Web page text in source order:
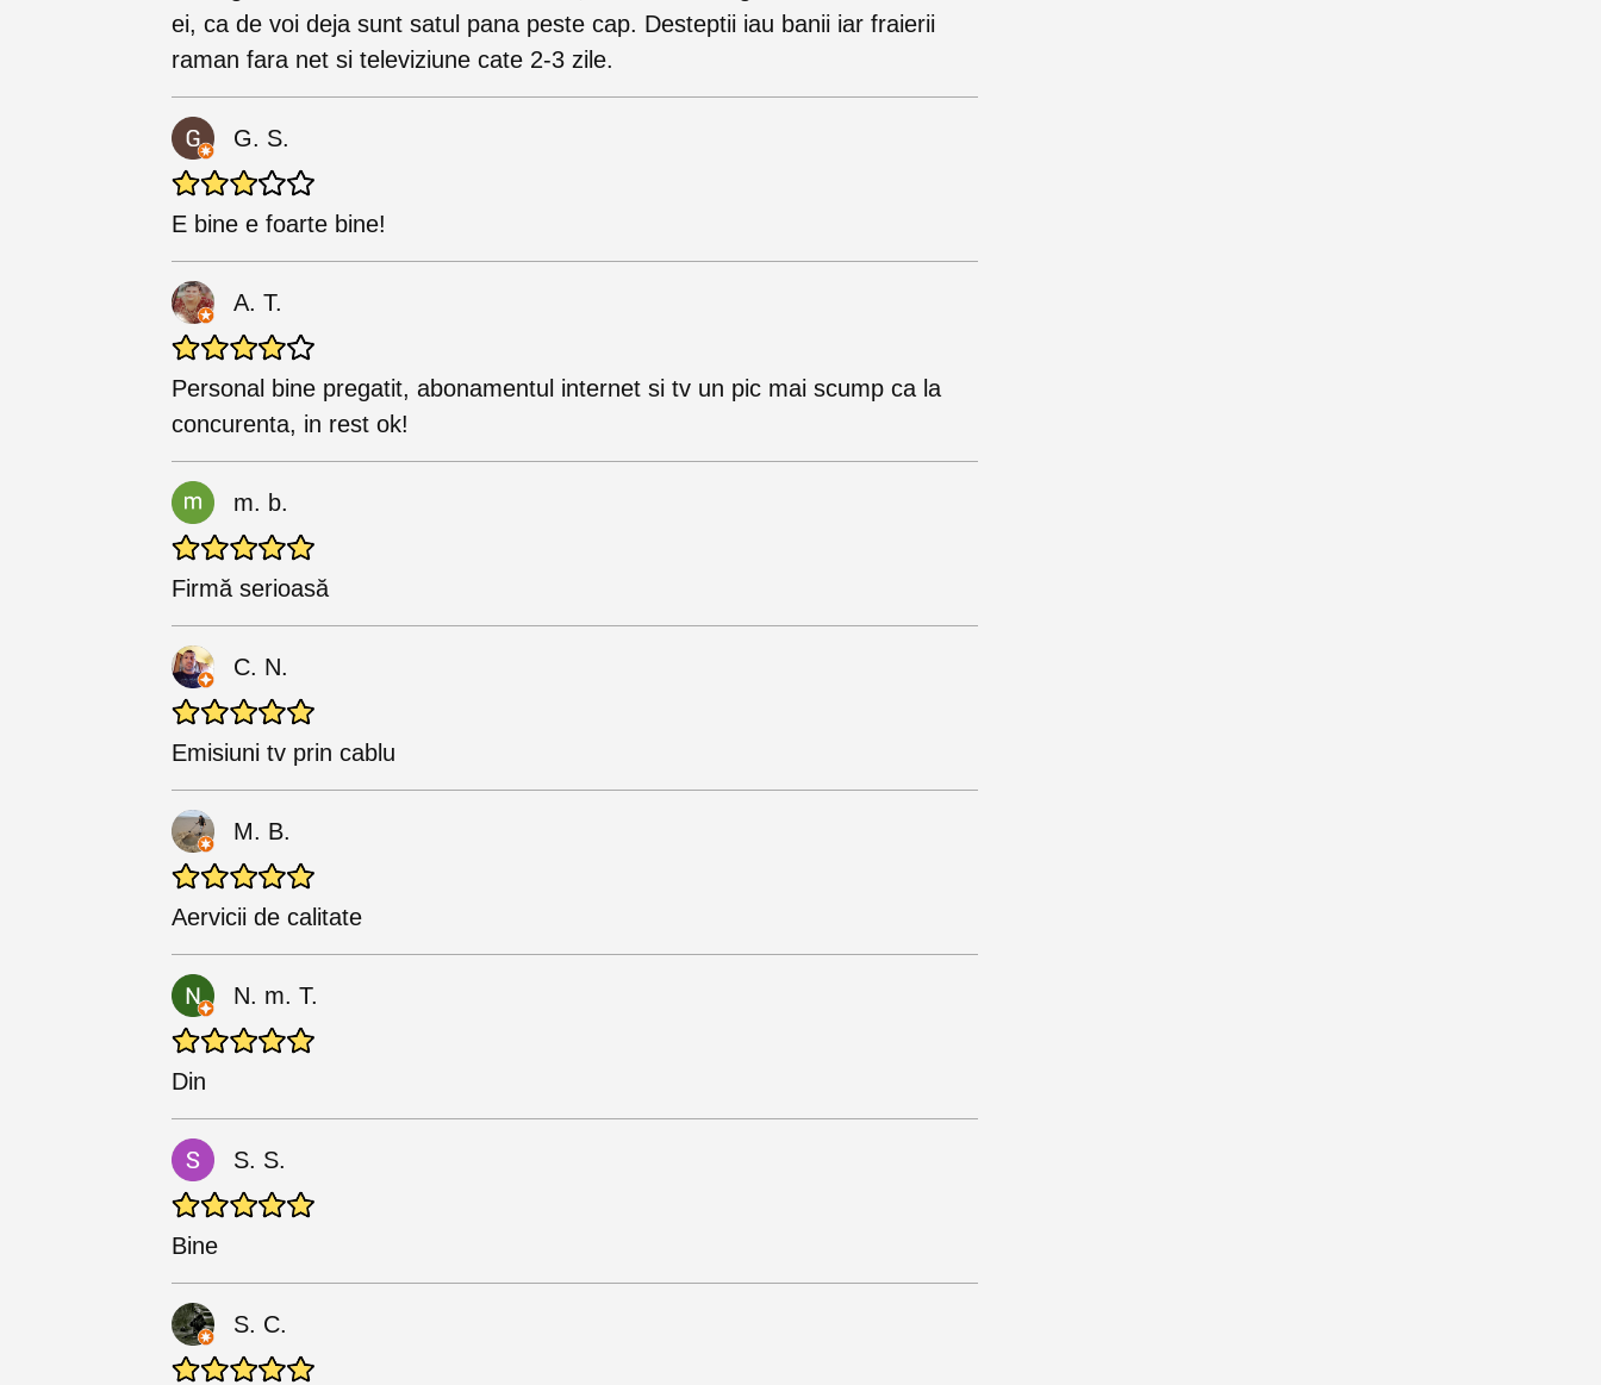
ei, ca de voi deja sunt satul pana peste cap. Desteptii iau banii iar fraierii
raman fara net si televiziune cate 2-3 zile.
G. S.
E bine e foarte bine!
A. T.
Personal bine pregatit, abonamentul internet si tv un pic mai scump ca la
concurenta, in rest ok!
m. b.
Firmă serioasă
C. N.
Emisiuni tv prin cablu
M. B.
Aervicii de calitate
N. m. T.
Din
S. S.
Bine
S. C.